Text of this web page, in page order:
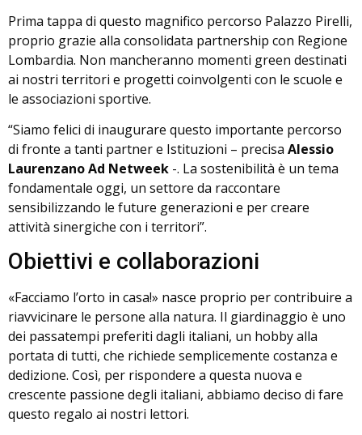
Prima tappa di questo magnifico percorso Palazzo Pirelli,
proprio grazie alla consolidata partnership con Regione
Lombardia. Non mancheranno momenti green destinati
ai nostri territori e progetti coinvolgenti con le scuole e
le associazioni sportive.
“Siamo felici di inaugurare questo importante percorso
di fronte a tanti partner e Istituzioni – precisa Alessio
Laurenzano Ad Netweek -. La sostenibilità è un tema
fondamentale oggi, un settore da raccontare
sensibilizzando le future generazioni e per creare
attività sinergiche con i territori”.
Obiettivi e collaborazioni
«Facciamo l’orto in casa!» nasce proprio per contribuire a
riavvicinare le persone alla natura. Il giardinaggio è uno
dei passatempi preferiti dagli italiani, un hobby alla
portata di tutti, che richiede semplicemente costanza e
dedizione. Così, per rispondere a questa nuova e
crescente passione degli italiani, abbiamo deciso di fare
questo regalo ai nostri lettori.